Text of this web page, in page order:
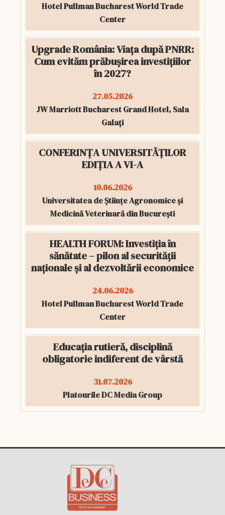
Hotel Pullman Bucharest World Trade
Center
Upgrade România: Viața după PNRR:
Cum evităm prăbușirea investițiilor
în 2027?
27.05.2026
JW Marriott Bucharest Grand Hotel, Sala
Galați
CONFERINȚA UNIVERSITĂȚILOR
EDIȚIA A VI-A
10.06.2026
Universitatea de Științe Agronomice și
Medicină Veterinară din București
HEALTH FORUM: Investiția în
sănătate – pilon al securității
naționale și al dezvoltării economice
24.06.2026
Hotel Pullman Bucharest World Trade
Center
Educația rutieră, disciplină
obligatorie indiferent de vârstă
31.07.2026
Platourile DC Media Group